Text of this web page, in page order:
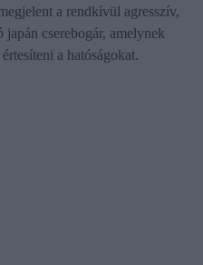
a rendkívül agresszív,
japán cserebogár, amelynek
a hatóságokat.